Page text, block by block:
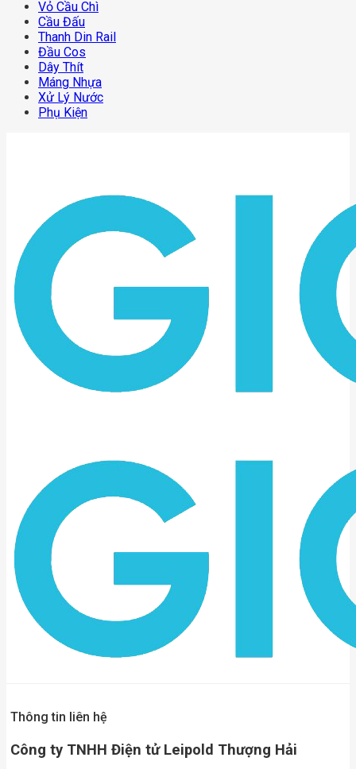
Vỏ Cầu Chì
Cầu Đấu
Thanh Din Rail
Đầu Cos
Dây Thít
Máng Nhựa
Xử Lý Nước
Phụ Kiện
Thông tin liên hệ
Công ty TNHH Điện tử Leipold Thượng Hải